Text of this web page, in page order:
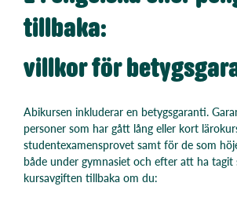
tillbaka:
villkor för
Abikursen inkluderar en betygsgaranti.
personer som har gått lång eller kort
studentexamensprovet samt för de som
både under gymnasiet och efter att ha
kursavgiften tillbaka om du: